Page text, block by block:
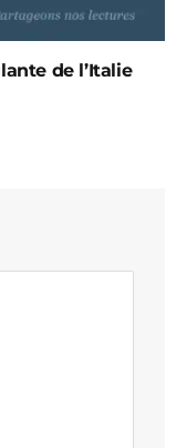
de l’Italie